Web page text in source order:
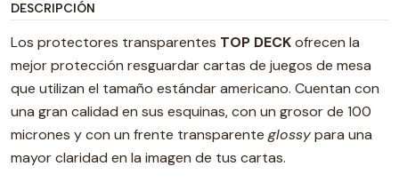
DESCRIPCIÓN
Los protectores transparentes TOP DECKofrecen la
mejor protección resguardar cartas de juegos de mesa
que utilizan el tamaño estándar americano. Cuentan con
una gran calidad en sus esquinas, con un grosor de 100
micrones y con un frente transparente glossypara una
mayor claridad en la imagen de tus cartas.